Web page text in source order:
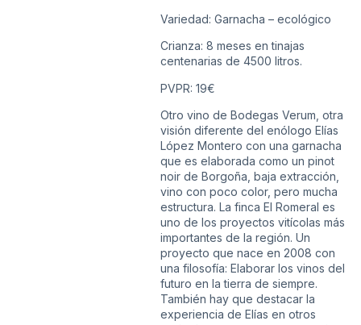
Variedad: Garnacha – ecológico
Crianza: 8 meses en tinajas
centenarias de 4500 litros.
PVPR: 19€
Otro vino de Bodegas Verum, otra
visión diferente del enólogo Elías
López Montero con una garnacha
que es elaborada como un pinot
noir de Borgoña, baja extracción,
vino con poco color, pero mucha
estructura. La finca El Romeral es
uno de los proyectos vitícolas más
importantes de la región. Un
proyecto que nace en 2008 con
una filosofía: Elaborar los vinos del
futuro en la tierra de siempre.
También hay que destacar la
experiencia de Elías en otros